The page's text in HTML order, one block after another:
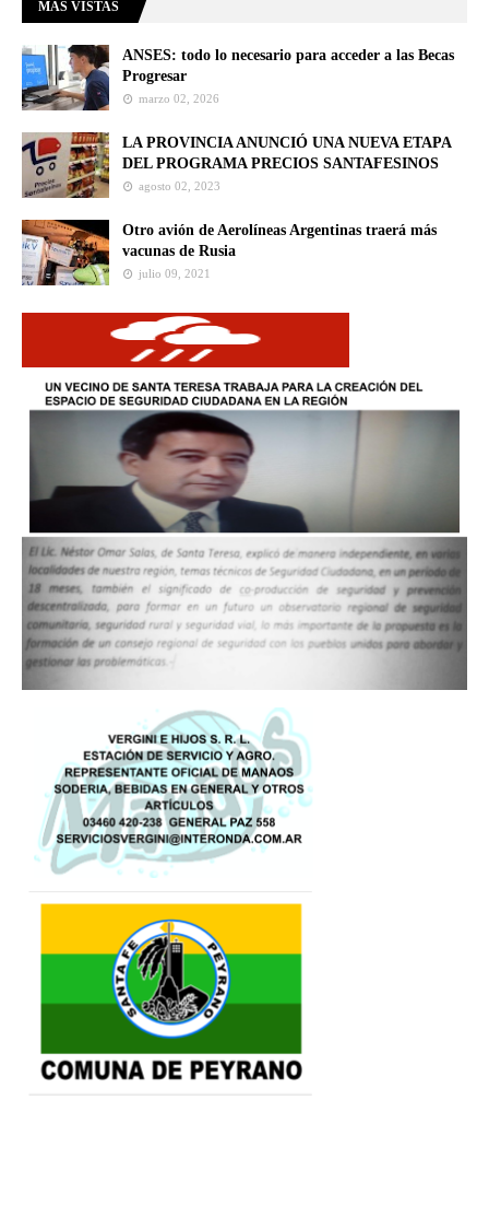
MÁS VISTAS
ANSES: todo lo necesario para acceder a las Becas
Progresar
marzo 02, 2026
LA PROVINCIA ANUNCIÓ UNA NUEVA ETAPA
DEL PROGRAMA PRECIOS SANTAFESINOS
agosto 02, 2023
Otro avión de Aerolíneas Argentinas traerá más
vacunas de Rusia
julio 09, 2021